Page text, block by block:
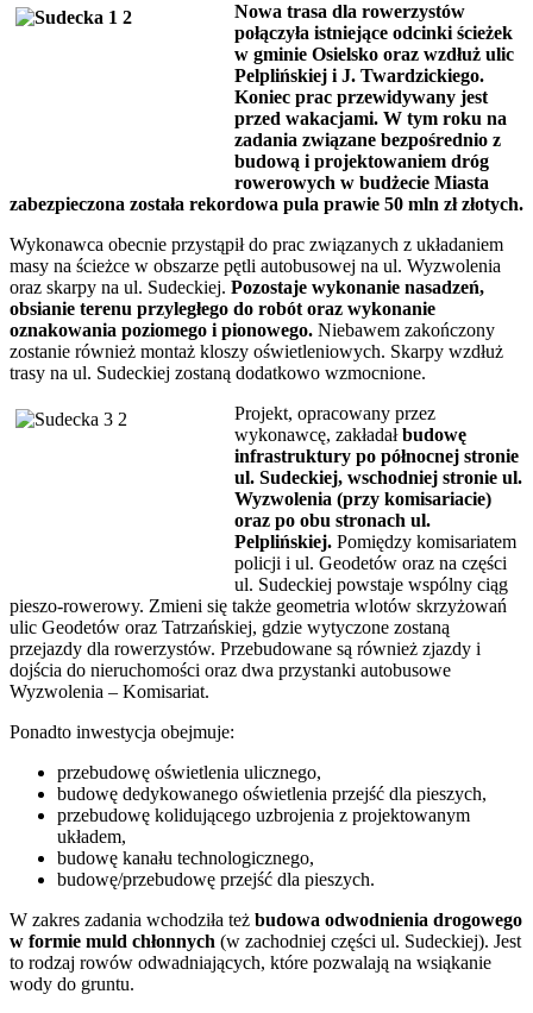
Nowa trasa dla rowerzystów
połączyła istniejące odcinki ścieżek
w gminie Osielsko oraz wzdłuż ulic
Pelplińskiej i J. Twardzickiego.
Koniec prac przewidywany jest
przed wakacjami. W tym roku na
zadania związane bezpośrednio z
budową i projektowaniem dróg
rowerowych w budżecie Miasta
zabezpieczona została rekordowa pula prawie 50 mln zł złotych.
Wykonawca obecnie przystąpił do prac związanych z układaniem
masy na ścieżce w obszarze pętli autobusowej na ul. Wyzwolenia
oraz skarpy na ul. Sudeckiej. Pozostaje wykonanie nasadzeń,
obsianie terenu przyległego do robót oraz wykonanie
oznakowania poziomego i pionowego. Niebawem zakończony
zostanie również montaż kloszy oświetleniowych. Skarpy wzdłuż
trasy na ul. Sudeckiej zostaną dodatkowo wzmocnione.
Projekt, opracowany przez
wykonawcę, zakładałbudowę
infrastruktury po północnej stronie
ul. Sudeckiej, wschodniej stronie ul.
Wyzwolenia (przy komisariacie)
oraz po obu stronach ul.
Pelplińskiej. Pomiędzy komisariatem
policji i ul. Geodetów oraz na części
ul. Sudeckiej powstaje wspólny ciąg
pieszo-rowerowy. Zmieni się także geometria wlotów skrzyżowań
ulic Geodetów oraz Tatrzańskiej, gdzie wytyczone zostaną
przejazdy dla rowerzystów. Przebudowane są również zjazdy i
dojścia do nieruchomości oraz dwa przystanki autobusowe
Wyzwolenia – Komisariat.
Ponadto inwestycja obejmuje:
przebudowę oświetlenia ulicznego,
budowę dedykowanego oświetlenia przejść dla pieszych,
przebudowę kolidującego uzbrojenia z projektowanym
układem,
budowę kanału technologicznego,
budowę/przebudowę przejść dla pieszych.
W zakres zadania wchodziła też budowa odwodnienia drogowego
w formie muld chłonnych (w zachodniej części ul. Sudeckiej). Jest
to rodzaj rowów odwadniających, które pozwalają na wsiąkanie
wody do gruntu.